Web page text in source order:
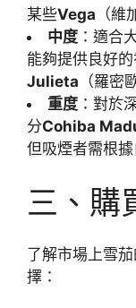
某些Vega （維
中度 ：適合
能夠提供良好
Julieta （羅密
重度 ：對於
分Cohiba
但吸煙者需根
三、購
了解市場上雪
擇：